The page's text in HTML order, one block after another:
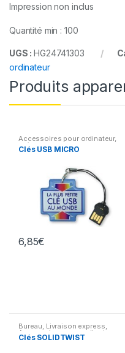
Impression non inclus
Quantité min : 100
UGS :HG24741303
ordinateur
Produits
Accessoires pour ordinateur,
Clés USB
Clés USB MICRO
6,85€
Bureau, Livraison express,
Accessoires pour ordinateur
Clés USB
Clés SOLIDTWIST